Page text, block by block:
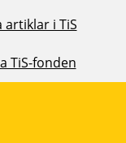
artiklar i TiS
TiS-fonden